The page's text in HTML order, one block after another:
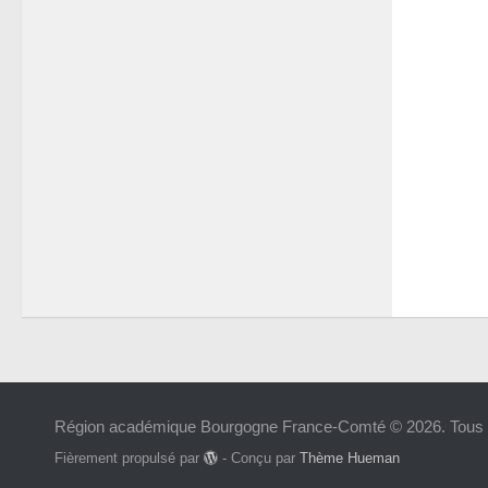
Région académique Bourgogne France-Comté © 2026.
Fièrement propulsé par - Conçu parThème Hueman